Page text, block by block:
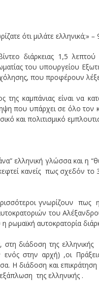
ότι μιλάτε
διάρκειας 1,5
του υπουργείου
που προφέρουν
της καμπάνιας είναι να
που υπάρχει σε όλο τον
και πολιτισμικό
ελληνική γλώσσα και η
κανείς πως σχεδόν το
γνωρίζουν πως
του
ρωμαϊκή αυτοκρατορία
στη διάδοση της
ενός στην αρχή) ,οι
Η διάδοση και
της ελληνικής .